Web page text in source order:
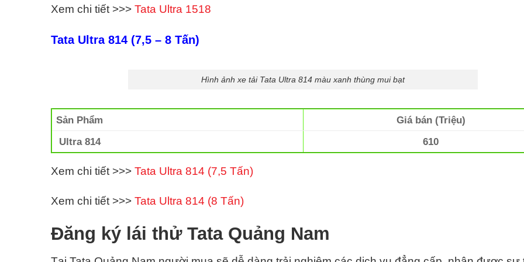
Xem chi tiết >>> Tata Ultra 1518
Tata Ultra 814 (7,5 – 8 Tấn)
Hình ảnh xe tải Tata Ultra 814 màu xanh thùng mui bạt
Sản Phẩm
Giá bán (Triệu)
Ultra 814
610
Xem chi tiết >>> Tata Ultra 814 (7,5 Tấn)
Xem chi tiết >>> Tata Ultra 814 (8 Tấn)
Đăng ký lái thử Tata Quảng Nam